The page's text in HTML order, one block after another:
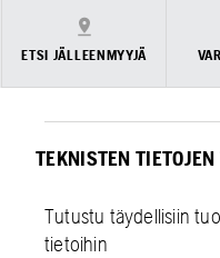
ETSI JÄLLEENMYYJÄ
TEKNISTEN
Tutustu täydellisiin
tietoihin